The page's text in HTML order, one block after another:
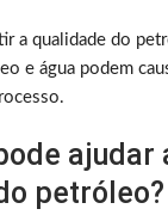
a qualidade do
e água podem
petróleo?